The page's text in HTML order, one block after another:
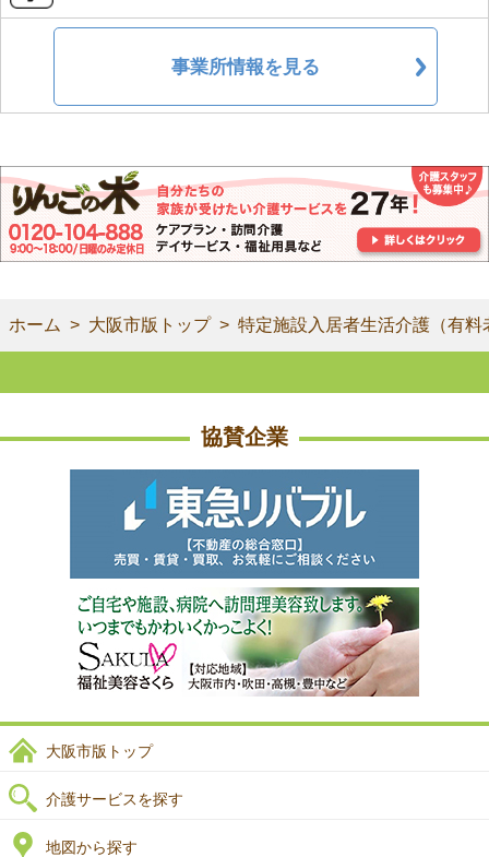
事業所情報を見る
ホーム 大阪市版トップ 特定施設入居者生活介護（有
協賛企業
大阪市版トップ
介護サービスを探す
地図から探す